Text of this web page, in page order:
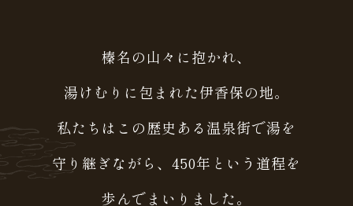
榛名の山々に抱かれ、
湯けむりに包まれた伊香保の地。
私たちはこの歴史ある温泉街で湯を
守り継ぎながら、 450年という道程を
歩んでまいりました。